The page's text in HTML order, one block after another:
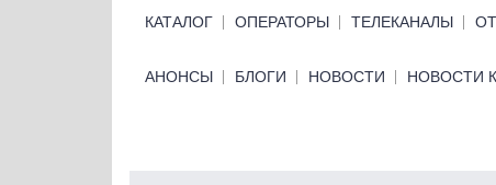
КАТАЛОГ ОПЕРАТОРЫ ТЕЛЕКАНАЛЫ
Primary links bottom
АНОНСЫ БЛОГИ НОВОСТИ НОВОСТИ